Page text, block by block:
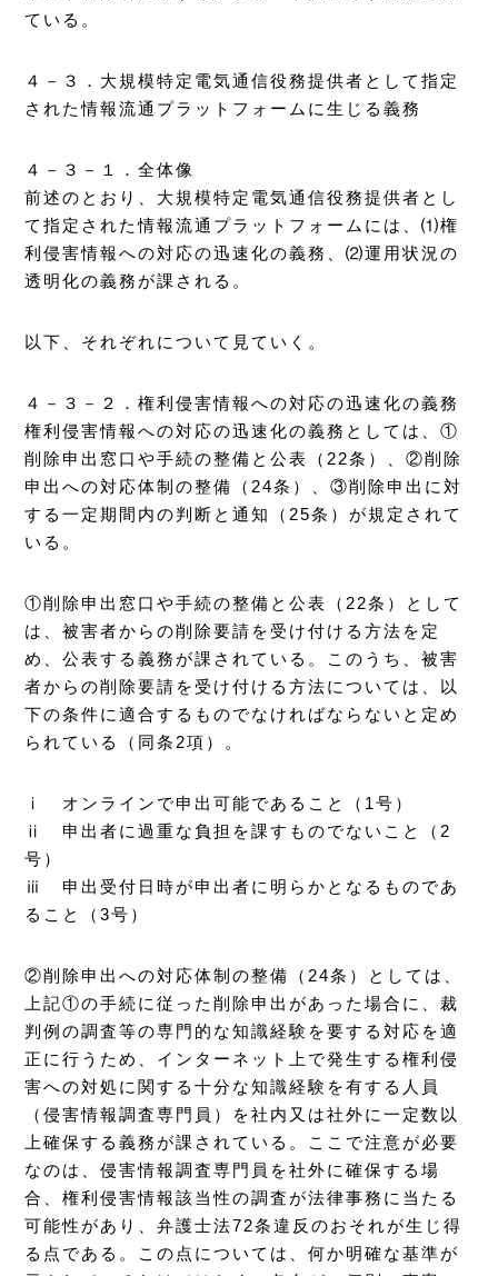
ている。
４－３．大規模特定電気通信役務提供者として指定
された情報流通プラットフォームに生じる義務
４－３－１．全体像
前述のとおり、大規模特定電気通信役務提供者とし
て指定された情報流通プラットフォームには、⑴権
利侵害情報への対応の迅速化の義務、⑵運用状況の
透明化の義務が課される。
以下、それぞれについて見ていく。
４－３－２．権利侵害情報への対応の迅速化の義務
権利侵害情報への対応の迅速化の義務としては、①
削除申出窓口や手続の整備と公表（22条）、②削除
申出への対応体制の整備（24条）、③削除申出に対
する一定期間内の判断と通知（25条）が規定されて
いる。
①削除申出窓口や手続の整備と公表（22条）として
は、被害者からの削除要請を受け付ける方法を定
め、公表する義務が課されている。このうち、被害
者からの削除要請を受け付ける方法については、以
下の条件に適合するものでなければならないと定め
られている（同条2項）。
ⅰ オンラインで申出可能であること（1号）
ⅱ 申出者に過重な負担を課すものでないこと（2
号）
ⅲ 申出受付日時が申出者に明らかとなるものであ
ること（3号）
②削除申出への対応体制の整備（24条）としては、
上記①の手続に従った削除申出があった場合に、裁
判例の調査等の専門的な知識経験を要する対応を適
正に行うため、インターネット上で発生する権利侵
害への対処に関する十分な知識経験を有する人員
（侵害情報調査専門員）を社内又は社外に一定数以
上確保する義務が課されている。ここで注意が必要
なのは、侵害情報調査専門員を社外に確保する場
合、権利侵害情報該当性の調査が法律事務に当たる
可能性があり、弁護士法72条違反のおそれが生じ得
る点である。この点については、何か明確な基準が